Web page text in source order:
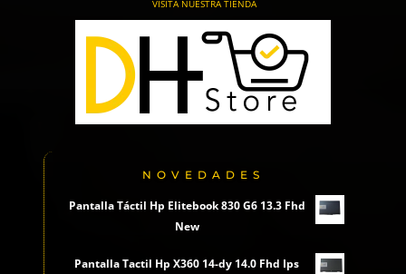
VISITA NUESTRA TIENDA
NOVEDADES
Pantalla Táctil Hp Elitebook 830 G6 13.3 Fhd
New
Pantalla Tactil Hp X360 14-dy 14.0 Fhd Ips